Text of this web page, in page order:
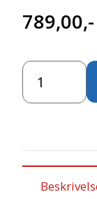
789,00,-
Forhjulsett
50077
til
hjuler